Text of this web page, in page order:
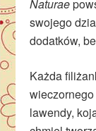
Naturae
swojego
dodatków,
Każda
lawendy,